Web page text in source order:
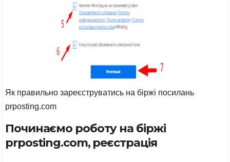
Як правильно зареєструватись на біржі посилань
prposting.com
Починаємо роботу на біржі
prposting.com, реєстрація